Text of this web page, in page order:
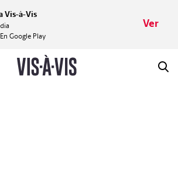
Vis-à-Vis
Google Play
Ver